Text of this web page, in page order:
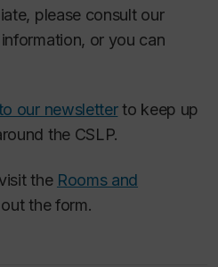
please consult our
or you can
our newsletterto keep up
the CSLP.
the Rooms and
the form.